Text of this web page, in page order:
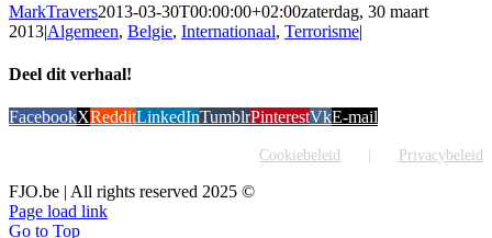
MarkTravers2013-03-30T00:00:00+02:00zaterdag, 30 maart
2013|Algemeen, Belgie, Internationaal, Terrorisme|
Deel dit verhaal!
FacebookXRedditLinkedInTumblrPinterestVkE-mail
Cookiebeleid Privacybeleid
FJO.be | All rights reserved 2025 ©
Page load link
Go to Top